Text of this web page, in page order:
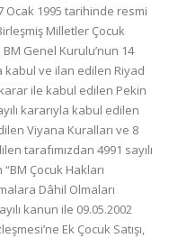
Ocak 1995 tarihinde resmi
Milletler Çocuk
BM Genel Kurulu’nun 14
kabul ve ilan edilen Riyad
ile kabul edilen Pekin
kararıyla kabul edilen
Viyana Kuralları ve 8
tarafımızdan 4991 sayılı
Çocuk Hakları
Dâhil Olmaları
kanun ile 09.05.2002
Ek Çocuk Satışı,